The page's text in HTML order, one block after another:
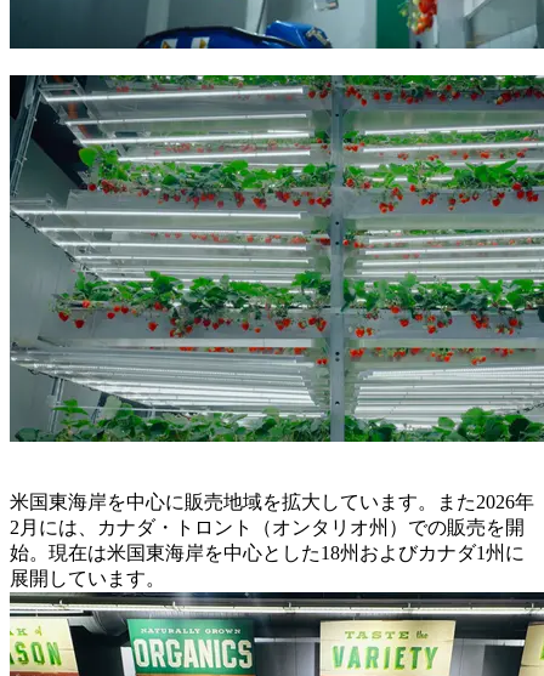
米国東海岸を中心に販売地域を拡大しています。また2026年
2月には、カナダ・トロント（オンタリオ州）での販売を開
始。現在は米国東海岸を中心とした18州およびカナダ1州に
展開しています。